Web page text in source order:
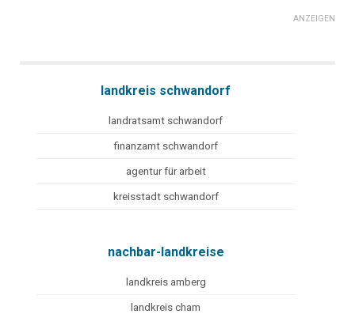
ANZEIGEN
landkreis schwandorf
landratsamt schwandorf
finanzamt schwandorf
agentur für arbeit
kreisstadt schwandorf
nachbar-landkreise
landkreis amberg
landkreis cham